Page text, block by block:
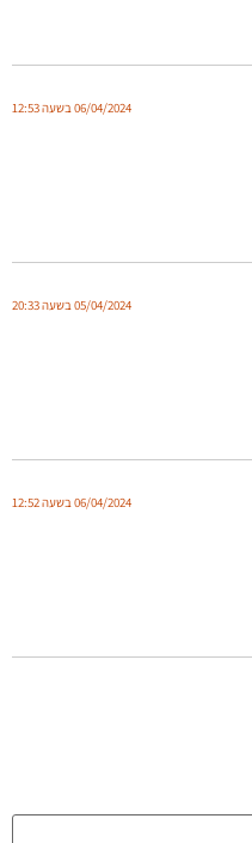
06/04/2024 בשעה 12:53
05/04/2024 בשעה 20:33
06/04/2024 בשעה 12:52